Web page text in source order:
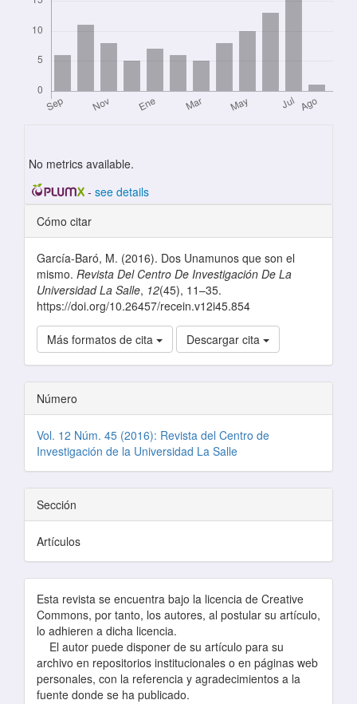
No metrics available.
- see details
Detalles del artículo
Cómo citar
García-Baró, M. (2016). Dos Unamunos que son el
mismo. Revista Del Centro De Investigación De La
Universidad La Salle, 12(45), 11–35.
https://doi.org/10.26457/recein.v12i45.854
Más formatos de cita Descargar cita
Número
Vol. 12 Núm. 45 (2016): Revista del Centro de
Investigación de la Universidad La Salle
Sección
Artículos
Esta revista se encuentra bajo la licencia de Creative
Commons, por tanto, los autores, al postular su artículo,
lo adhieren a dicha licencia.
El autor puede disponer de su artículo para su
archivo en repositorios institucionales o en páginas web
personales, con la referencia y agradecimientos a la
fuente donde se ha publicado.